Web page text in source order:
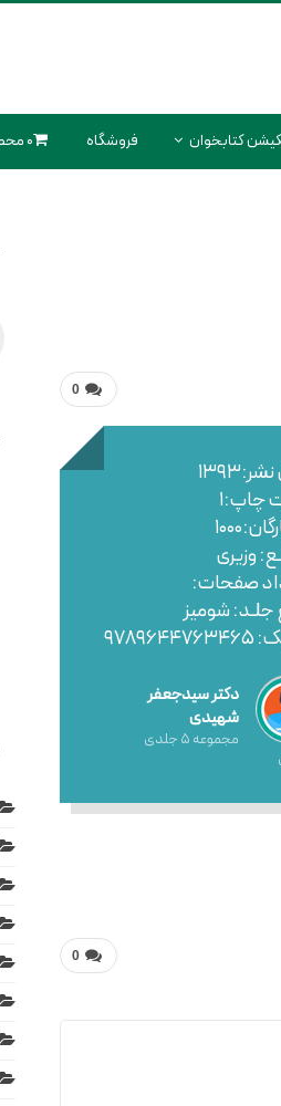
کتابخوان فروشگاه 0 محصول
0
چاپ:۱
وزیری
صفحات:
جلـد: شومیز
دکتر سیدجعفر
شهیدی
مجموعه ۵ جلدی
0